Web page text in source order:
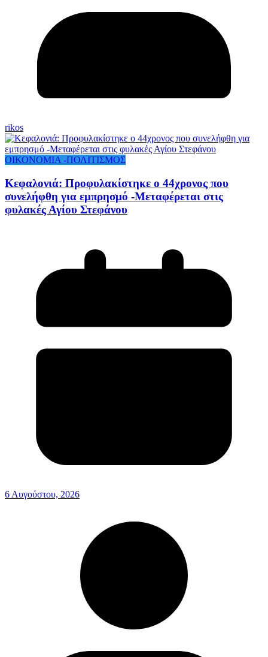
rikos
ΟΙΚΟΝΟΜΙΑ -ΠΟΛΙΤΙΣΜΟΣ
Κεφαλονιά: Προφυλακίστηκε ο 44χρονος που
συνελήφθη για εμπρησμό -Μεταφέρεται στις
φυλακές Αγίου Στεφάνου
6 Αυγούστου, 2026